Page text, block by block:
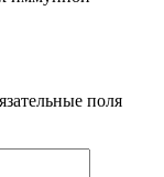
поля